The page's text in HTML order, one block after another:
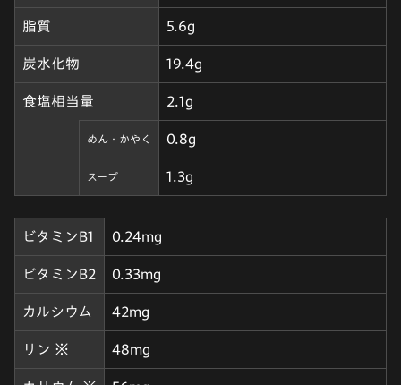
脂質 5.6g
炭水化物 19.4g
食塩相当量 2.1g
めん・かやく 0.8g
スープ 1.3g
ビタミンB1 0.24mg
ビタミンB2 0.33mg
カルシウム 42mg
リン ※ 48mg